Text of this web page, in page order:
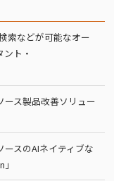
索などが可能なオー
ト・
ース製品改善ソリュー
スのAIネイティブな